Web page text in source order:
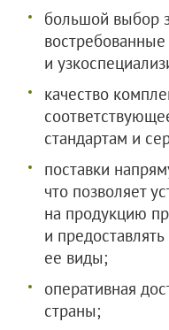
большой выбор
востребованные
и
качество
стандартам и
поставки
что позволяет
на продукцию
и
ее виды;
оперативная
страны;